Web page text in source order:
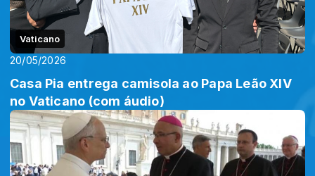
Vaticano
20/05/2026
Casa Pia entrega camisola ao Papa Leão XIV
no Vaticano (com áudio)